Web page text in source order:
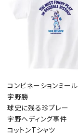
コンビネーションミール
宇野勝
球史に残る珍プレー
宇野ヘディング事件
コットンTシャツ